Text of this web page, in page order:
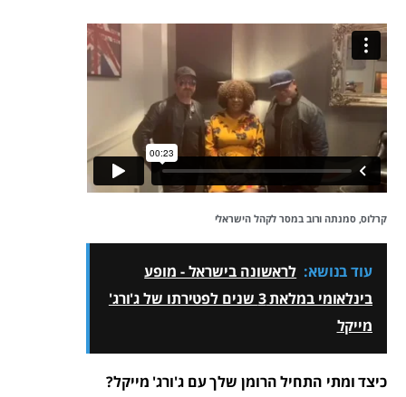
קרלוס, סמנתה ורוב במסר לקהל הישראלי
עוד בנושא: לראשונה בישראל - מופע
בינלאומי במלאת 3 שנים לפטירתו של ג'ורג'
מייקל
כיצד ומתי התחיל הרומן שלך עם ג'ורג' מייקל?